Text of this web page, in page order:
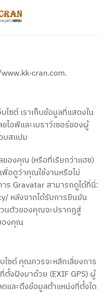
cran.com.
ไซต์ เราเก็บข้อมูลที่แสดงใน
ไอพีและเบราว์เซอร์ของผู้
บสแปม
องคุณ (หรือที่เรียกว่าแฮช)
พื่อดูว่าคุณใช้งานหรือไม่
ร Gravatar สามารถดูได้ที่นี่:
หลังจากได้รับการยืนยัน
นตัวของคุณจะปรากฏสู่
องคุณ
ซต์ คุณควรจะหลีกเลี่ยงการ
งฝังมาด้วย (EXIF GPS) ผู้
ดและดึงข้อมูลตำแหน่งที่ตั้งใด